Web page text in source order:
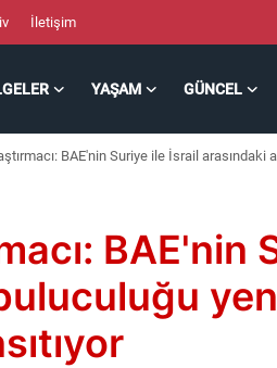
İletişim
YAŞAM GÜNCEL
BAE'nin Suriye ile İsrail
BAE'nin